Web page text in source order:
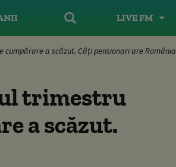
LIVE FM
a scăzut. Câți pensionari are România
trimestru
a scăzut.